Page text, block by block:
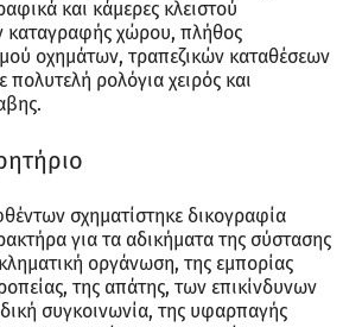
και κάμερες κλειστού
καταγραφής χώρου, πλήθος
οχημάτων, τραπεζικών καταθέσεων
ρολόγια χειρός και
σχηματίστηκε δικογραφία
για τα αδικήματα της σύστασης
οργάνωση, της εμπορίας
της απάτης, των επικίνδυνων
συγκοινωνία, της υφαρπαγής